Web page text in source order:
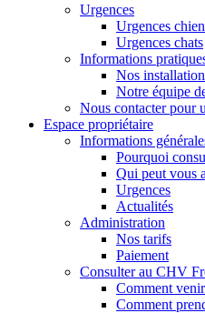
Urgences
Urgences
Urgences chats
Informations
Nos
Notre équipe
Nous contacter pour
Espace propriétaire
Informations
Pourquoi
Qui peut vous
Urgences
Actualités
Administration
Nos tarifs
Paiement
Consulter au CHV
Comment
Comment